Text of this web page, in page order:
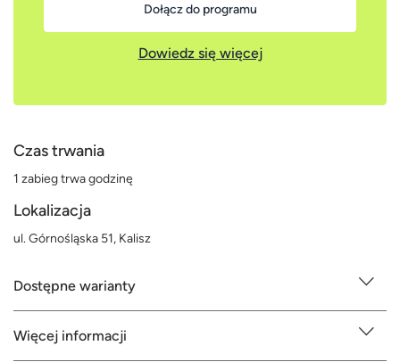
Dołącz do programu
Dowiedz się więcej
Czas trwania
1 zabieg trwa godzinę
Lokalizacja
ul. Górnośląska 51, Kalisz
Dostępne warianty
Więcej informacji